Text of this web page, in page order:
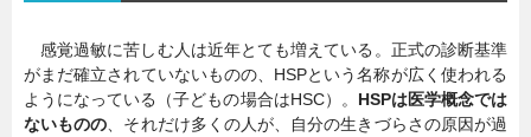
感覚過敏に苦しむ人は近年とても増えている。正式の診断基準
がまだ確立されていないものの、HSPという名称が広く使われる
ようになっている（子どもの場合はHSC）。 HSPは医学概念では
ないものの、それだけ多くの人が、自分の生きづらさの原因が過